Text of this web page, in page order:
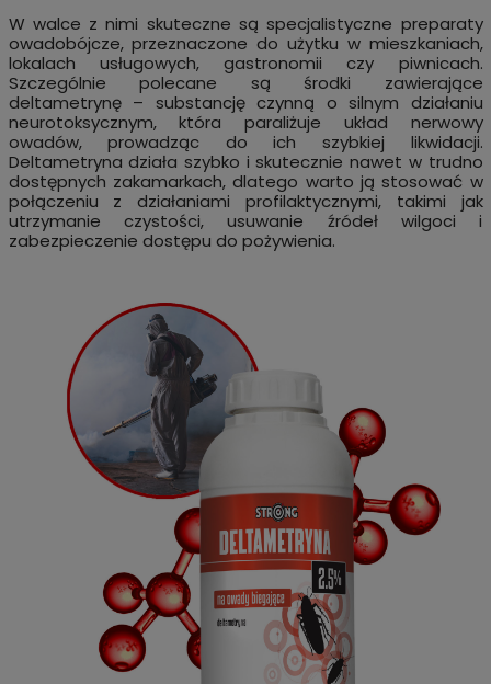
W walce z nimi skuteczne są specjalistyczne preparaty
owadobójcze, przeznaczone do użytku w mieszkaniach,
lokalach usługowych, gastronomii czy piwnicach.
Szczególnie polecane są środki zawierające
deltametrynę – substancję czynną o silnym działaniu
neurotoksycznym, która paraliżuje układ nerwowy
owadów, prowadząc do ich szybkiej likwidacji.
Deltametryna działa szybko i skutecznie nawet w trudno
dostępnych zakamarkach, dlatego warto ją stosować w
połączeniu z działaniami profilaktycznymi, takimi jak
utrzymanie czystości, usuwanie źródeł wilgoci i
zabezpieczenie dostępu do pożywienia.